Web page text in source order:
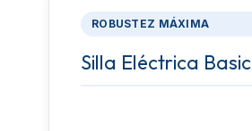
ROBUSTEZ MÁXIMA
Silla Eléctrica Basic